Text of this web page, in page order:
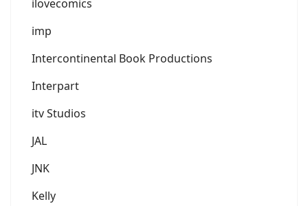
ilovecomics
imp
Intercontinental Book Productions
Interpart
itv Studios
JAL
JNK
Kelly